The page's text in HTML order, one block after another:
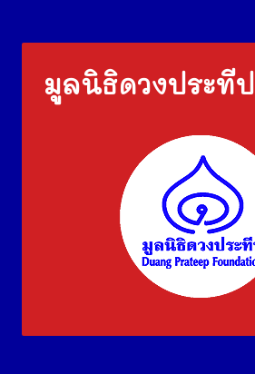
มูลนิธิดวงประทีป